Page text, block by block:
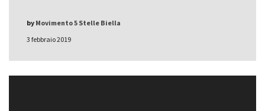
3 febbraio 2019
by Movimento 5 Stelle Biella